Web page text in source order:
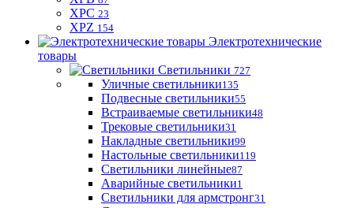
XPC 23
XPZ 154
Электротехнические
товары
Светильники 727
Уличные светильники135
Подвесные светильники55
Встраиваемые светильники48
Трековые светильники31
Накладные светильники99
Настольные светильники119
Светильники линейные87
Аварийные светильники1
Светильники для армстронг31